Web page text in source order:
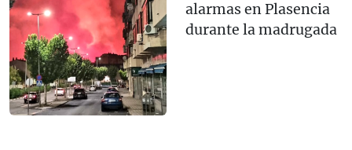
alarmas en Plasencia
durante la madrugada